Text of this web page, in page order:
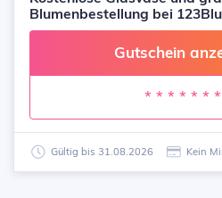
Blumenbestellung bei
Gutschein
* * * * * *
Gültig bis 31.08.2026 Kein